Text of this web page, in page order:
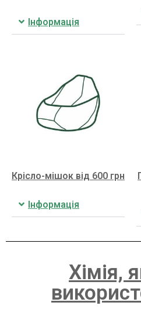
Інформація
Крісло-мішок від 600 грн
Інформація
Хімія,